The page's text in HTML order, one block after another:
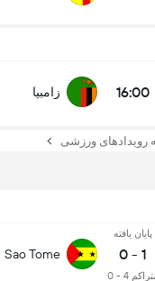
16:00 زامبیا
ورزشی
پایان یافته
1
-
0
4 - 0
Sao Tome